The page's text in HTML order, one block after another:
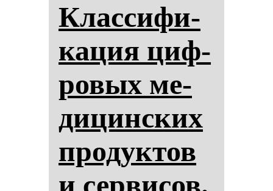
Клас­си­фи­
ка­ция циф­
ро­вых ме­
ди­цин­ских
про­дук­тов